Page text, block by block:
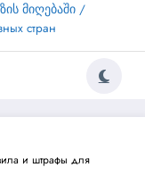
მიღებაში /
стран
и штрафы для